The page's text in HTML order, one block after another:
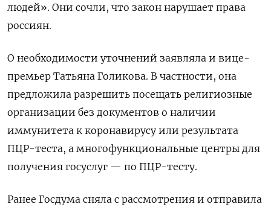
людей». Они сочли, что закон нарушает права
россиян.
О необходимости уточнений заявляла и вице-
премьер Татьяна Голикова. В частности, она
предложила разрешить посещать религиозные
организации без документов о наличии
иммунитета к коронавирусу или результата
ПЦР-теста, а многофункциональные центры для
получения госуслуг — по ПЦР-тесту.
Ранее Госдума сняла с рассмотрения и отправила